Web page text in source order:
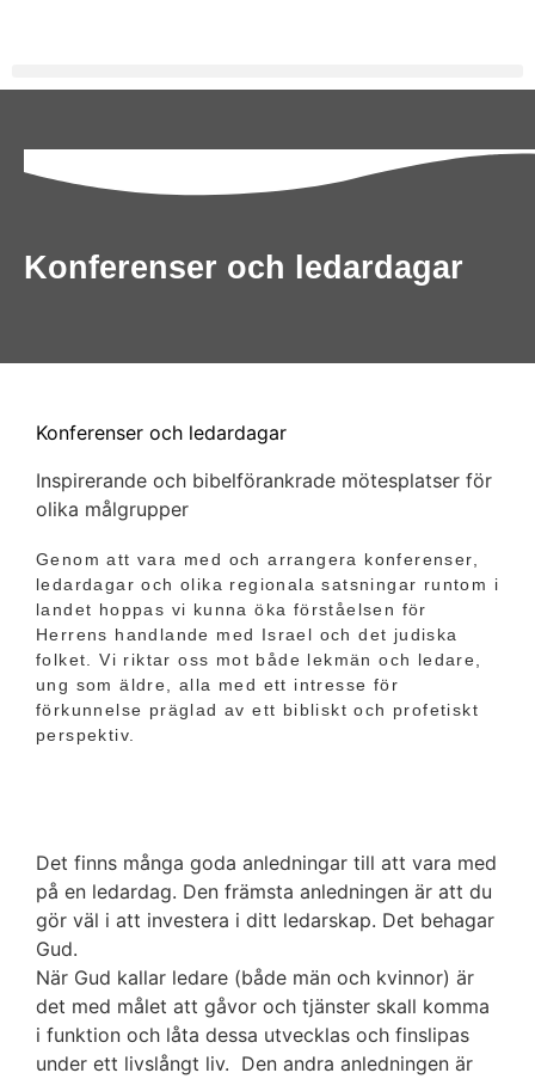
Konferenser och ledardagar
Konferenser och ledardagar
Inspirerande och bibelförankrade mötesplatser för
olika målgrupper
Genom att vara med och arrangera konferenser,
ledardagar och olika regionala satsningar runtom i
landet hoppas vi kunna öka förståelsen för
Herrens handlande med Israel och det judiska
folket. Vi riktar oss mot både lekmän och ledare,
ung som äldre, alla med ett intresse för
förkunnelse präglad av ett bibliskt och profetiskt
perspektiv.
Det finns många goda anledningar till att vara med
på en ledardag. Den främsta anledningen är att du
gör väl i att investera i ditt ledarskap. Det behagar
Gud.
När Gud kallar ledare (både män och kvinnor) är
det med målet att gåvor och tjänster skall komma
i funktion och låta dessa utvecklas och finslipas
under ett livslångt liv. Den andra anledningen är